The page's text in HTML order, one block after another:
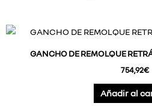
GANCHO DE REMOLQUE
754,92€
Añadir al